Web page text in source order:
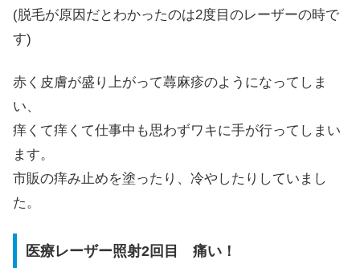
(脱毛が原因だとわかったのは2度目のレーザーの時で
す)
赤く皮膚が盛り上がって蕁麻疹のようになってしま
い、
痒くて痒くて仕事中も思わずワキに手が行ってしまい
ます。
市販の痒み止めを塗ったり、冷やしたりしていまし
た。
医療レーザー照射2回目 痛い！